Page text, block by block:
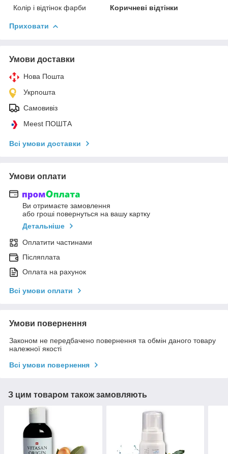
Колір і відтінок фарби
Коричневі відтінки
Приховати
Умови доставки
Нова Пошта
Укрпошта
Самовивіз
Meest ПОШТА
Всі умови доставки
Умови оплати
Ви отримаєте замовлення
або гроші повернуться на вашу картку
Детальніше
Оплатити частинами
Післяплата
Оплата на рахунок
Всі умови оплати
Умови повернення
Законом не передбачено повернення та обмін даного товару
належної якості
Всі умови повернення
З цим товаром також замовляють